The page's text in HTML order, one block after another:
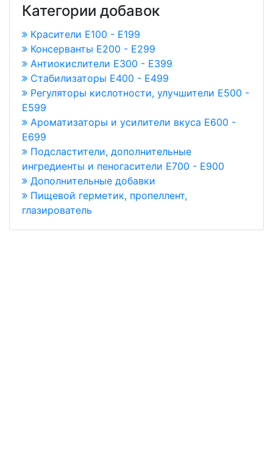
Категории добавок
Красители E100 - E199
Консерванты Е200 - Е299
Антиокислители Е300 - Е399
Стабилизаторы Е400 - Е499
Регуляторы кислотности, улучшители Е500 -
Е599
Ароматизаторы и усилители вкуса Е600 -
Е699
Подсластители, дополнительные
ингредиенты и пеногасители Е700 - Е900
Дополнительные добавки
Пищевой герметик, пропеллент,
глазирователь